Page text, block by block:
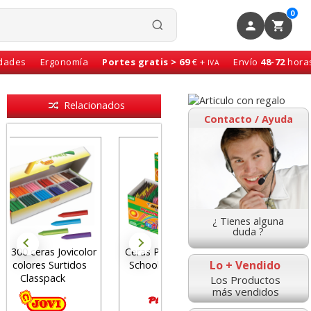
0
Ergonomía Portes gratis > 69€ + IVA Envío 48-72
Contacto / Ayuda
¿ Tienes alguna
duda ?
Lo + Vendido
Los Productos
más vendidos
Relacionados
Ceras Plastidecor Class
School Pack Caja 352
uds
Ceras Jovicolor Bote 16
colores + Sacapuntas
Gratis